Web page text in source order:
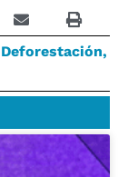
Deforestación,